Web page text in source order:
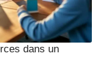
dans un